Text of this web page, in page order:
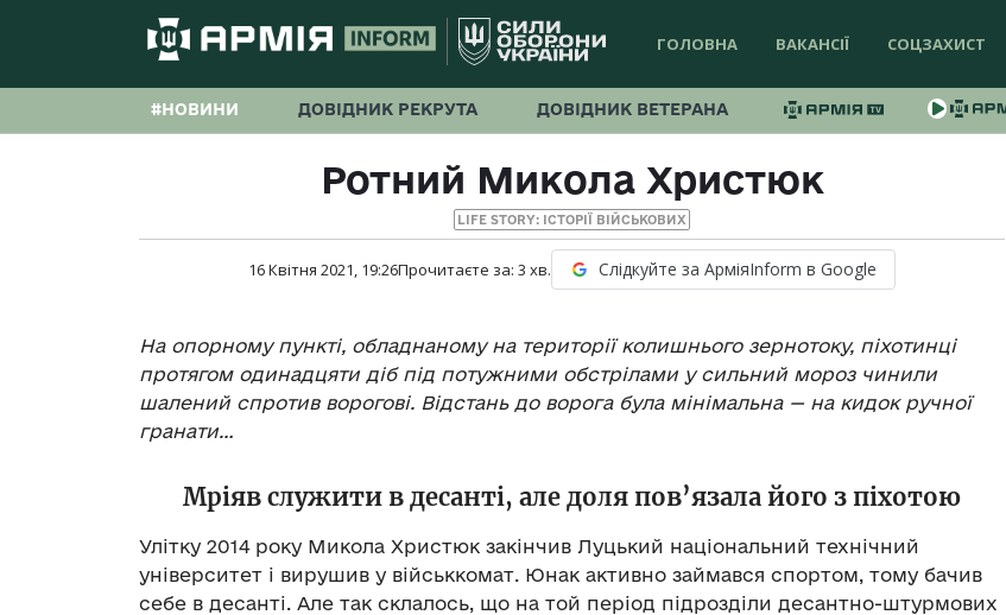
ГОЛОВНА ВАКАНСІЇ СОЦЗАХИСТ
#НОВИНИ ДОВІДНИК РЕКРУТА ДОВІДНИК ВЕТЕРАНА
Ротний Микола Христюк
LIFE STORY: ІСТОРІЇ ВІЙСЬКОВИХ
16 Квітня 2021, 19:26Прочитаєте за: 3 хв. Слідкуйте за АрміяInform в Google
На опорному пункті, обладнаному на території колишнього зернотоку, піхотинці
протягом одинадцяти діб під потужними обстрілами у сильний мороз чинили
шалений спротив ворогові. Відстань до ворога була мінімальна — на кидок ручної
гранати…
Мріяв служити в десанті, але доля пов’язала його з піхотою
Улітку 2014 року Микола Христюк закінчив Луцький національний технічний
університет і вирушив у військкомат. Юнак активно займався спортом, тому бачив
себе в десанті. Але так склалось, що на той період підрозділи десантно-штурмових